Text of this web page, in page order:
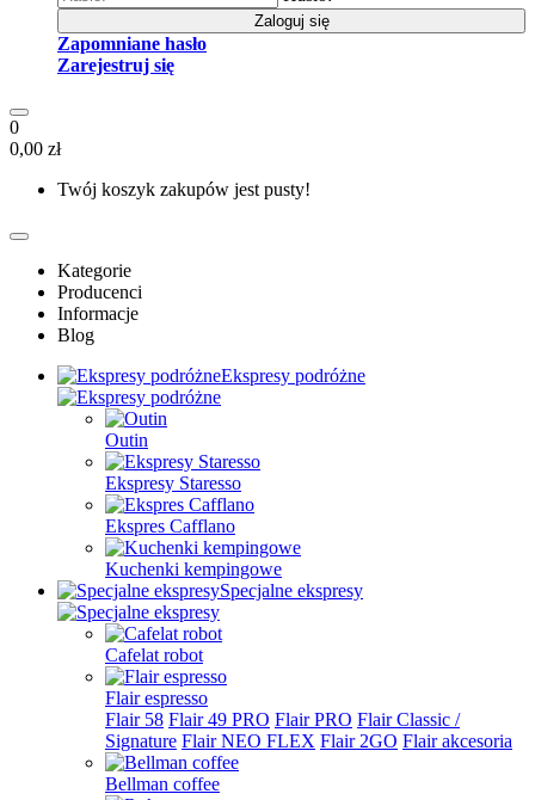
Zaloguj się
Zapomniane hasło
Zarejestruj się
0
0,00 zł
Twój koszyk zakupów jest pusty!
Kategorie
Producenci
Informacje
Blog
Ekspresy podróżne
Outin
Ekspresy Staresso
Ekspres Cafflano
Kuchenki kempingowe
Specjalne ekspresy
Cafelat robot
Flair espresso
Flair 58 Flair 49 PRO Flair PRO Flair Classic /
Signature Flair NEO FLEX Flair 2GO Flair akcesoria
Bellman coffee